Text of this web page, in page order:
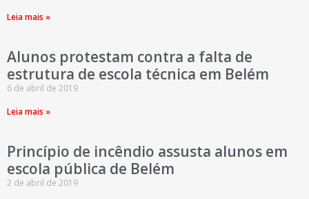
Leia mais »
Alunos protestam contra a falta de
estrutura de escola técnica em Belém
6 de abril de 2019
Leia mais »
Princípio de incêndio assusta alunos em
escola pública de Belém
2 de abril de 2019